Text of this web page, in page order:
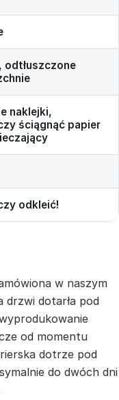
odtłuszczone
naklejki,
ściągnąć papier
odkleić!
w naszym
dotarła pod
od momentu
dotrze pod
do dwóch dni